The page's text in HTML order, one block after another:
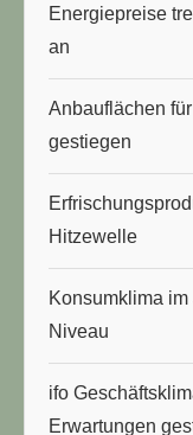
Energiepreise
an
Anbauflächen
gestiegen
Hitzewelle
Konsumklima
Niveau
ifo
Erwartungen